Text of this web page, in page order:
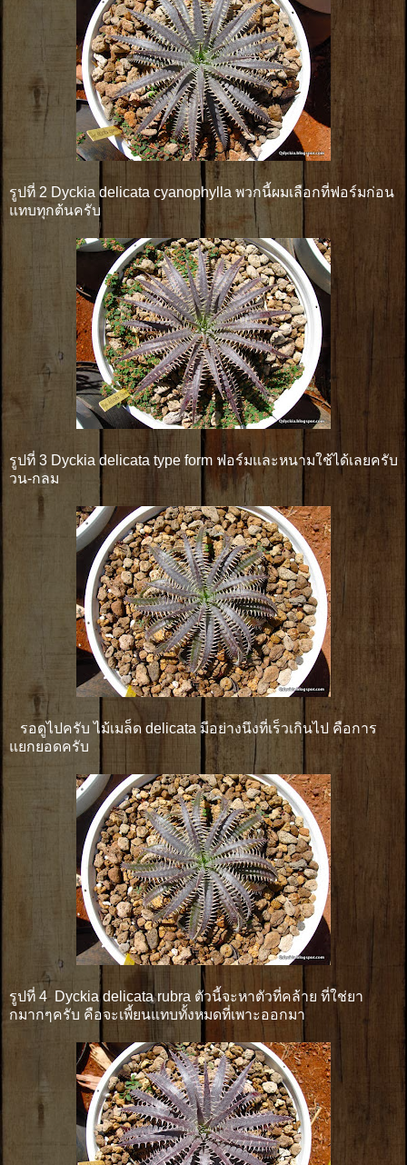
รูปที่ 2 Dyckia delicata cyanophylla พวกนี้ผมเลือกที่ฟอร์มก่อน
แทบทุกต้นครับ
รูปที่ 3 Dyckia delicata type form ฟอร์มและหนามใช้ได้เลยครับ
วน-กลม
รอดูไปครับ ไม้เมล็ด delicata มีอย่างนึงที่เร็วเกินไป คือการ
แยกยอดครับ
รูปที่ 4 Dyckia delicata rubra ตัวนี้จะหาตัวที่คล้าย ที่ใช่ยา
กมากๆครับ คือจะเพี้ยนแทบทั้งหมดที่เพาะออกมา